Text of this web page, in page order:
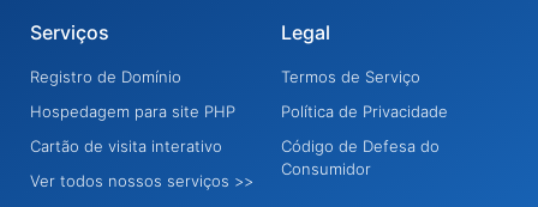
Serviços
Registro de Domínio
Hospedagem para site PHP
Cartão de visita interativo
Ver todos nossos serviços >>
Legal
Termos de Serviço
Política de Privacidade
Código de Defesa do
Consumidor